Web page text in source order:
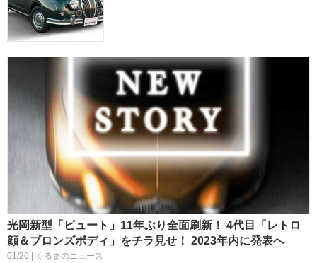
光岡新型「ビュート」11年ぶり全面刷新！ 4代目「レトロ
顔＆ブロンズボディ」をチラ見せ！ 2023年内に発表へ
01/20 | くるまのニュース